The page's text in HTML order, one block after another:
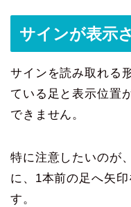
サインが表示
サインを読み取れる
ている足と表示位置
できません。
特に注意したいのが
に、1本前の足へ矢
す。